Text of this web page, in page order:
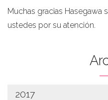
Muchas gracias Hasegawa
ustedes por su atención.
2017